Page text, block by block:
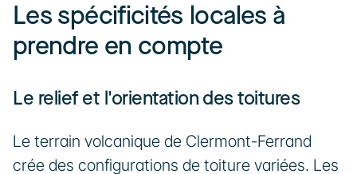
Les spécificités locales à
prendre en compte
Le relief et l'orientation des toitures
Le terrain volcanique de Clermont-Ferrand
crée des configurations de toiture variées. Les